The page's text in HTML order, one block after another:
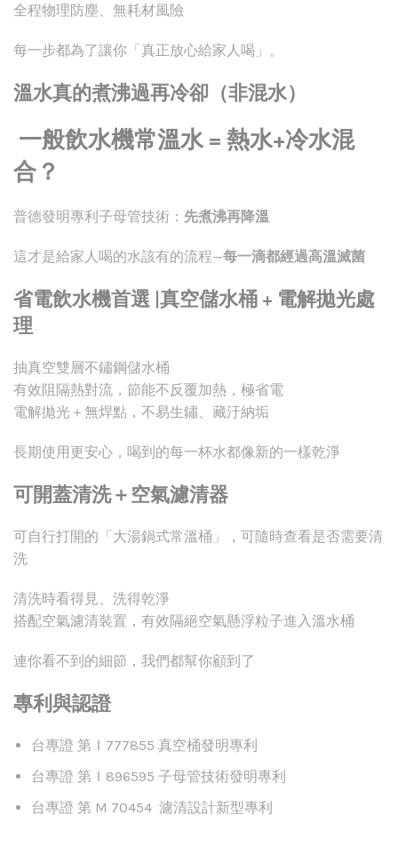
全程物理防塵、無耗材風險
每一步都為了讓你「真正放心給家人喝」。
溫水真的煮沸過再冷卻（非混水）
一般飲水機常溫水 = 熱水+冷水混
合？
普德發明專利子母管技術： 先煮沸再降溫
這才是給家人喝的水該有的流程—每一滴都經過高溫滅菌
省電飲水機首選 |真空儲水桶 + 電解拋光處
理
抽真空雙層不鏽鋼儲水桶
有效阻隔熱對流，節能不反覆加熱，極省電
電解拋光＋無焊點，不易生鏽、藏汙納垢
長期使用更安心，喝到的每一杯水都像新的一樣乾淨
可開蓋清洗＋空氣濾清器
可自行打開的「大湯鍋式常溫桶」，可隨時查看是否需要清
洗
清洗時看得見、洗得乾淨
搭配空氣濾清裝置，有效隔絕空氣懸浮粒子進入溫水桶
連你看不到的細節，我們都幫你顧到了
專利與認證
台專證 第Ｉ777855 真空桶發明專利
台專證 第Ｉ896595 子母管技術發明專利
台專證 第 M 70454 濾清設計新型專利